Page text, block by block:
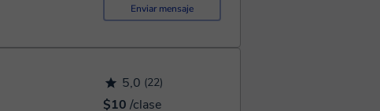
Enviar mensaje
5,0 (22)
$10 /clase